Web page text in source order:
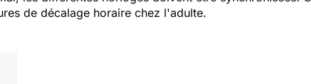
de décalage horaire chez l'adulte.